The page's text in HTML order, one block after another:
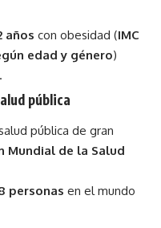
años con obesidad (IMC
edad y género)
.
pública
pública de gran
Mundial de la Salud
personas en el mundo